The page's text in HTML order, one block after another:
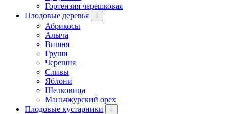
Гортензия черешковая
Плодовые деревья
Абрикосы
Алыча
Вишня
Груши
Черешня
Сливы
Яблони
Шелковица
Маньчжурский орех
Плодовые кустарники